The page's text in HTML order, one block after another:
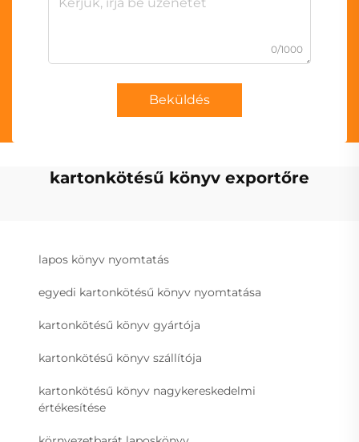
0/1000
Beküldés
kartonkötésű könyv exportőre
lapos könyv nyomtatás
egyedi kartonkötésű könyv nyomtatása
kartonkötésű könyv gyártója
kartonkötésű könyv szállítója
kartonkötésű könyv nagykereskedelmi
értékesítése